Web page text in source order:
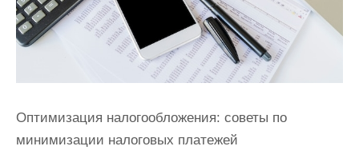
Оптимизация налогообложения: советы по
минимизации налоговых платежей